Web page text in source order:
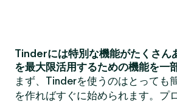
Tinderには特別な機能がたくさん
を最大限活用するための機能を一
まず、Tinderを使うのはとっても簡
を作ればすぐに始められます。プ